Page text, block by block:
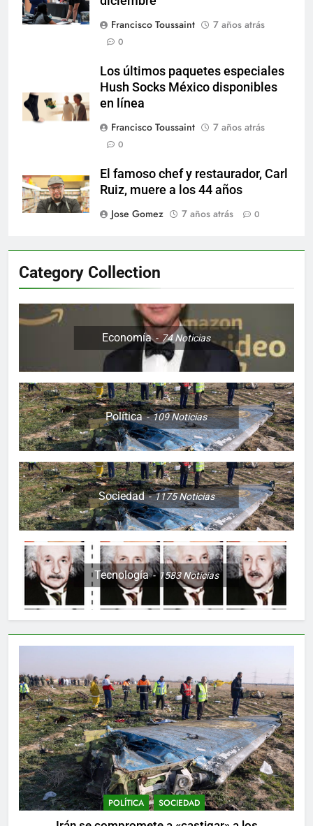
Francisco Toussaint
7 años atrás
0
Los últimos paquetes especiales
Hush Socks México disponibles
en línea
Francisco Toussaint
7 años atrás
0
El famoso chef y restaurador, Carl
Ruiz, muere a los 44 años
Jose Gomez
7 años atrás 0
Category Collection
Economía 74Noticias
Política 109Noticias
Sociedad 1175Noticias
Tecnología 1583Noticias
POLÍTICA SOCIEDAD